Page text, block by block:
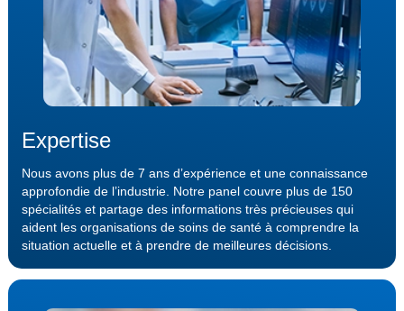
Expertise
Nous avons plus de 7 ans d’expérience et une connaissance
approfondie de l’industrie. Notre panel couvre plus de 150
spécialités et partage des informations très précieuses qui
aident les organisations de soins de santé à comprendre la
situation actuelle et à prendre de meilleures décisions.